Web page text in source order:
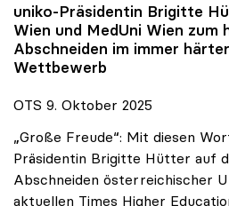
uniko-Präsidentin Brigitte
Wien und MedUni Wien zum
Abschneiden im immer
Wettbewerb
OTS 9. Oktober 2025
„Große Freude“: Mit diesen
Präsidentin Brigitte Hütter auf
Abschneiden österreichischer
aktuellen Times Higher